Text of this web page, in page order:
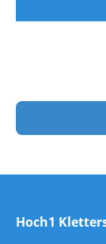
Hoch1